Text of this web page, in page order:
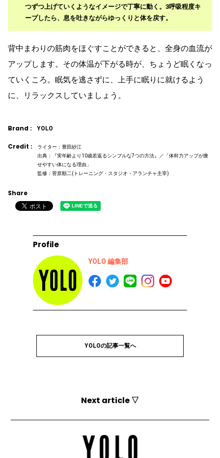
つずつ上げていくようなイメージで丁寧に動く。3呼吸程度キ
ープしたら、息を吐きながらゆっくりと体を戻す。
背中まわりの筋肉をほぐすことができると、全身の血流が
アップします。その体温が下がる時が、ちょうど眠くなっ
ていくころ。眠気を逃さずに、上手に眠りに就けるよう
に、リラックスしていましょう。
Brand : YOLO
Credit :
ライター：豊田紗江
出典：『実年齢より10歳若返るシンプルな7つの方法』／「体幹力アップが痩
せやすい体になる理由」
監修：菅原順二(トレーニング・スタジオ・アランチャ主宰)
Share
Profile
YOLO 編集部
YOLOの記事一覧へ
Next article ▽